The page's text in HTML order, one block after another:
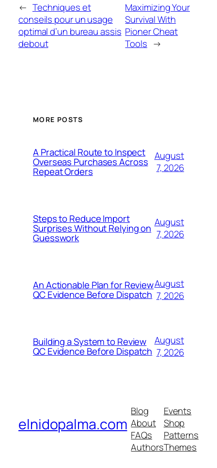
← Techniques et
conseils pour un usage
optimal d’un bureau assis
debout
Maximizing Your
Survival With
Pioner Cheat
Tools →
MORE POSTS
A Practical Route to Inspect
Overseas Purchases Across
Repeat Orders
August
7, 2026
Steps to Reduce Import
Surprises Without Relying on
Guesswork
August
7, 2026
An Actionable Plan for Review
QC Evidence Before Dispatch
August
7, 2026
Building a System to Review
QC Evidence Before Dispatch
August
7, 2026
elnidopalma.com
Blog
About
FAQs
Authors
Events
Shop
Patterns
Themes